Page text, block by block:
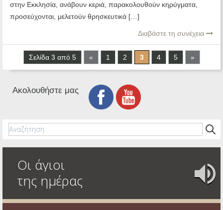
στην Εκκλησία, ανάβουν κεριά, παρακολουθούν κηρύγματα,
προσεύχονται, μελετούν θρησκευτικά […]
Διαβάστε τη συνέχεια
Σελίδα 3 από 5 « 1 2 3 4 5 »
Ακολουθήστε μας
Οι άγιοι
της ημέρας